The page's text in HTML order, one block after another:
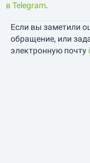
в Telegram.
Если вы заметили
обращение, или
электронную почту